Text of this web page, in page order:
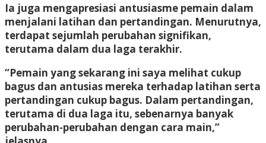
Ia juga mengapresiasi antusiasme pemain dalam
menjalani latihan dan pertandingan. Menurutnya,
terdapat sejumlah perubahan signifikan,
terutama dalam dua laga terakhir.
“Pemain yang sekarang ini saya melihat cukup
bagus dan antusias mereka terhadap latihan serta
pertandingan cukup bagus. Dalam pertandingan,
terutama di dua laga itu, sebenarnya banyak
perubahan-perubahan dengan cara main,”